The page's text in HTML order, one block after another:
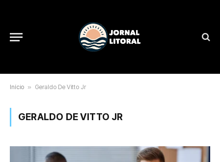
Início » Geraldo De Vitto Jr
GERALDO DE VITTO JR